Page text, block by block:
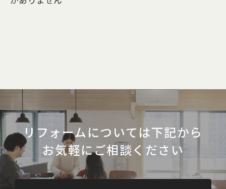
モダン
エレガント
リフォームについては下記から
お気軽にご相談ください